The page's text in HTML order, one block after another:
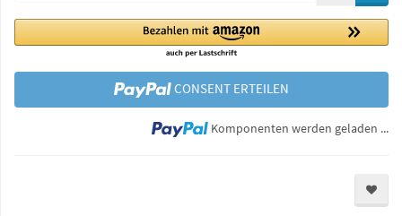
CONSENT ERTEILEN
Komponenten werden geladen ...